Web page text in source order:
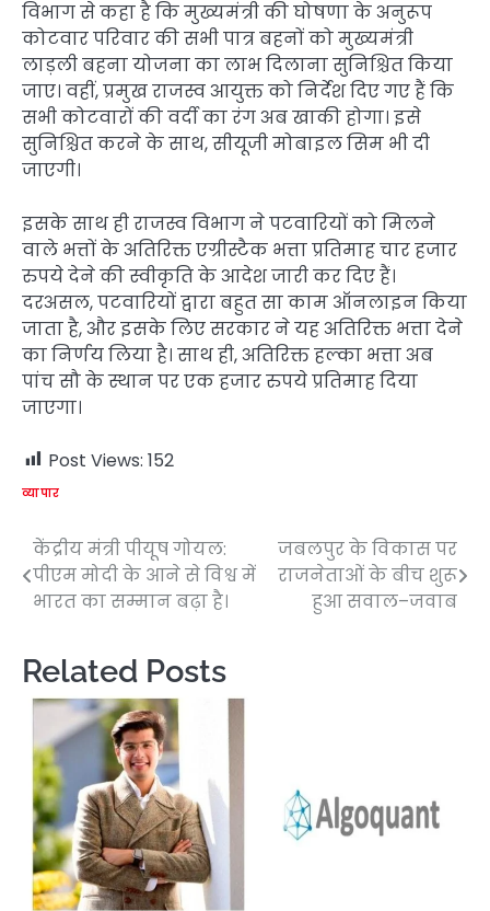
विभाग से कहा है कि मुख्यमंत्री की घोषणा के अनुरूप
कोटवार परिवार की सभी पात्र बहनों को मुख्यमंत्री
लाड़ली बहना योजना का लाभ दिलाना सुनिश्चित किया
जाए। वहीं, प्रमुख राजस्व आयुक्त को निर्देश दिए गए हैं कि
सभी कोटवारों की वर्दी का रंग अब खाकी होगा। इसे
सुनिश्चित करने के साथ, सीयूजी मोबाइल सिम भी दी
जाएगी।
इसके साथ ही राजस्व विभाग ने पटवारियों को मिलने
वाले भत्तों के अतिरिक्त एग्रीस्टैक भत्ता प्रतिमाह चार हजार
रुपये देने की स्वीकृति के आदेश जारी कर दिए हैं।
दरअसल, पटवारियों द्वारा बहुत सा काम ऑनलाइन किया
जाता है, और इसके लिए सरकार ने यह अतिरिक्त भत्ता देने
का निर्णय लिया है। साथ ही, अतिरिक्त हल्का भत्ता अब
पांच सौ के स्थान पर एक हजार रुपये प्रतिमाह दिया
जाएगा।
Post Views: 152
व्यापार
Post
navigation
केंद्रीय मंत्री पीयूष गोयल:
पीएम मोदी के आने से विश्व में
भारत का सम्मान बढ़ा है।
जबलपुर के विकास पर
राजनेताओं के बीच शुरू
हुआ सवाल–जवाब
Related Posts